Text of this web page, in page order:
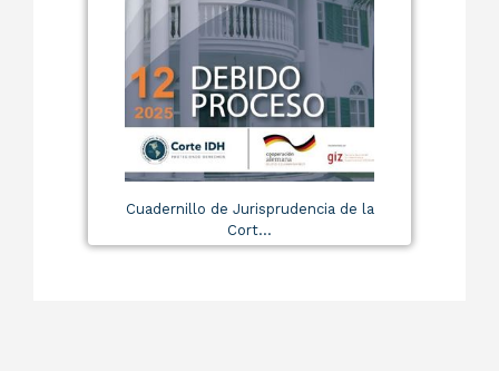
Cuadernillo de Jurisprudencia de la
Cort...